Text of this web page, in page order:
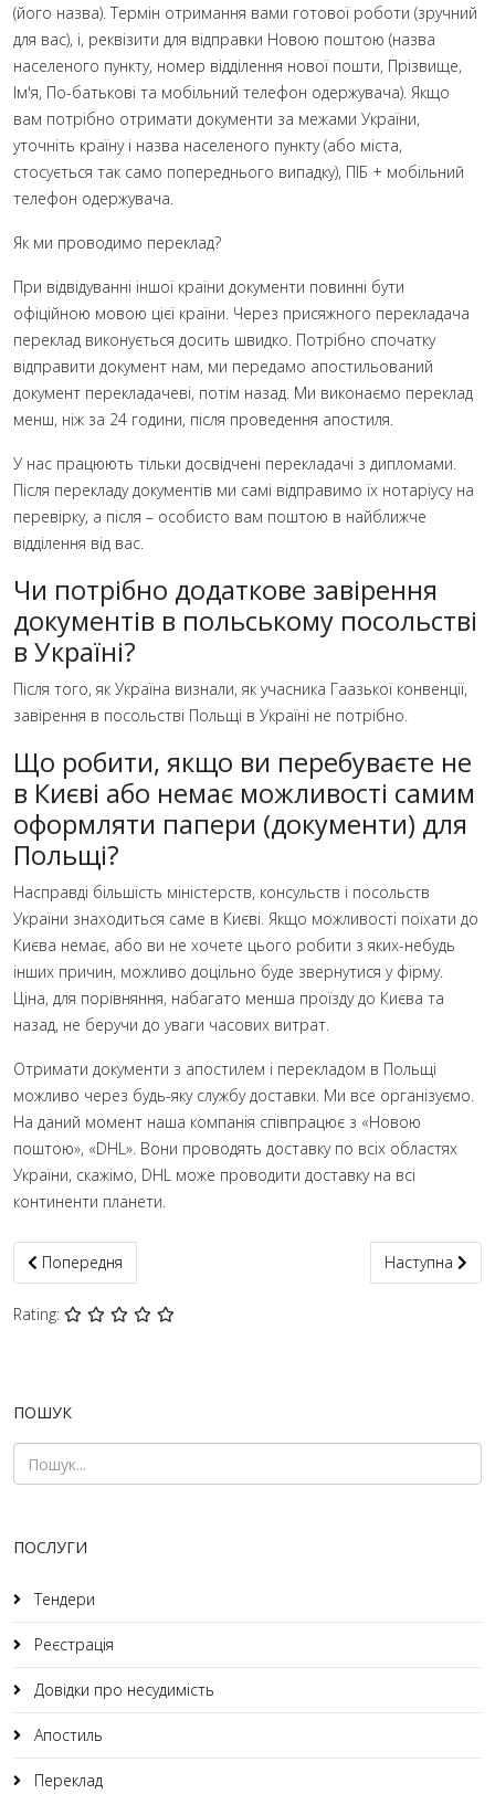
(його назва). Термін отримання вами готової роботи (зручний
для вас), і, реквізити для відправки Новою поштою (назва
населеного пункту, номер відділення нової пошти, Прізвище,
Ім'я, По-батькові та мобільний телефон одержувача). Якщо
вам потрібно отримати документи за межами України,
уточніть країну і назва населеного пункту (або міста,
стосується так само попереднього випадку), ПІБ + мобільний
телефон одержувача.
Як ми проводимо переклад?
При відвідуванні іншої країни документи повинні бути
офіційною мовою цієї країни. Через присяжного перекладача
переклад виконується досить швидко. Потрібно спочатку
відправити документ нам, ми передамо апостильований
документ перекладачеві, потім назад. Ми виконаємо переклад
менш, ніж за 24 години, після проведення апостиля.
У нас працюють тільки досвідчені перекладачі з дипломами.
Після перекладу документів ми самі відправимо їх нотаріусу на
перевірку, а після – особисто вам поштою в найближче
відділення від вас.
Чи потрібно додаткове завірення
документів в польському посольстві
в Україні?
Після того, як Україна визнали, як учасника Гаазької конвенції,
завірення в посольстві Польщі в Україні не потрібно.
Що робити, якщо ви перебуваєте не
в Києві або немає можливості самим
оформляти папери (документи) для
Польщі?
Насправді більшість міністерств, консульств і посольств
України знаходиться саме в Києві. Якщо можливості поїхати до
Києва немає, або ви не хочете цього робити з яких-небудь
інших причин, можливо доцільно буде звернутися у фірму.
Ціна, для порівняння, набагато менша проїзду до Києва та
назад, не беручи до уваги часових витрат.
Отримати документи з апостилем і перекладом в Польщі
можливо через будь-яку службу доставки. Ми все організуємо.
На даний момент наша компанія співпрацює з «Новою
поштою», «DHL». Вони проводять доставку по всіх областях
України, скажімо, DHL може проводити доставку на всі
континенти планети.
Попередня стаття: Апостиль для Туреччини + переклад
Попередня Наступна
Наступна
Rating:
ПОШУК
ПОСЛУГИ
Тендери
Реєстрація
Довідки про несудимість
Апостиль
Переклад